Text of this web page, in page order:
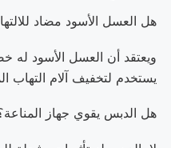
هل العسل الأسود مضاد
ويعتقد أن العسل الأسود له
يستخدم لتخفيف آلام التهاب
هل الدبس يقوي جهاز